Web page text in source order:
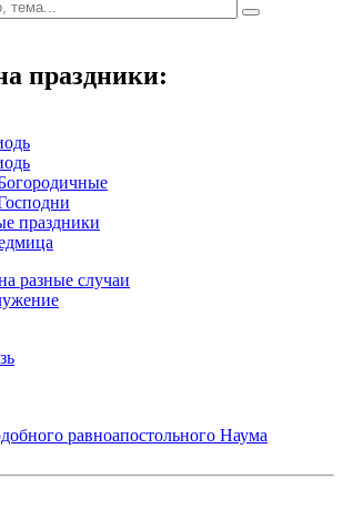
праздники:
праздники
разные случаи
равноапостольного Наума